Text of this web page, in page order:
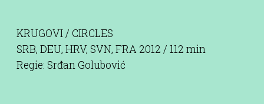
KRUGOVI / CIRCLES
SRB, DEU, HRV, SVN, FRA 2012 / 112 min
Regie: Srđan Golubović